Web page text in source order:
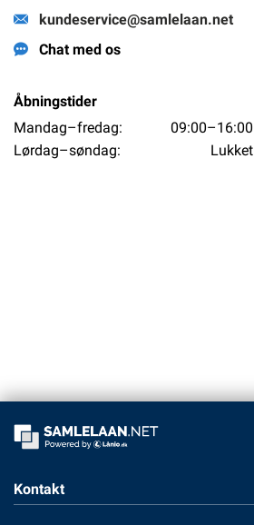
kundeservice@samlelaan.net
Chat med os
Åbningstider
Mandag–fredag:
09:00–16:00
Lørdag–søndag:
Lukket
Kontakt